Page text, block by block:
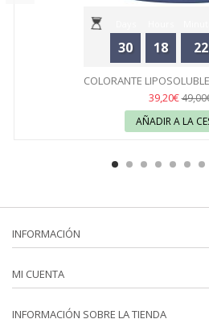
30 18 22
COLORANTE
39,20€
AÑADIR A LA
INFORMACIÓN
MI CUENTA
INFORMACIÓN SOBRE LA TIENDA